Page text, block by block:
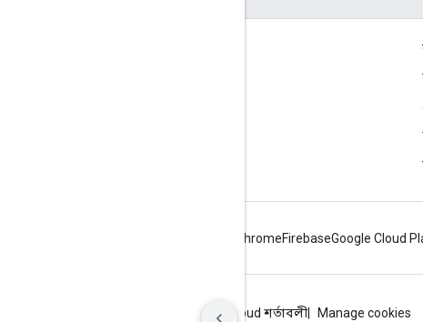
ChromeFirebaseGoogle Cloud
Google Cloud শর্তাবলী Manage cookies